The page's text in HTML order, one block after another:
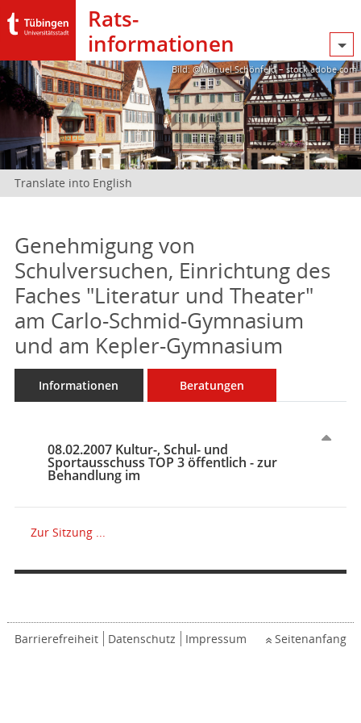
Rats­
informationen
Bild: @Manuel Schönfeld – stock.adobe.com
Translate into English
Genehmigung von
Schulversuchen, Einrichtung des
Faches "Literatur und Theater"
am Carlo-Schmid-Gymnasium
und am Kepler-Gymnasium
Informationen Beratungen
08.02.2007 Kultur-, Schul- und
Sportausschuss TOP 3 öffentlich - zur
Behandlung im
Zur Sitzung ...
Barrierefreiheit Datenschutz Impressum Seitenanfang